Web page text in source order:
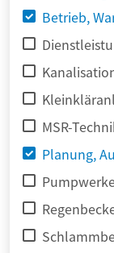
Betrieb,
MSR-
Planung,